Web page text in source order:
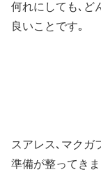
何れにしても､ど
良いことです｡
スアレス､マクガ
準備が整ってきま